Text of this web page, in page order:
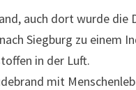
auch dort wurde
Siegburg zu einem
in der Luft.
mit